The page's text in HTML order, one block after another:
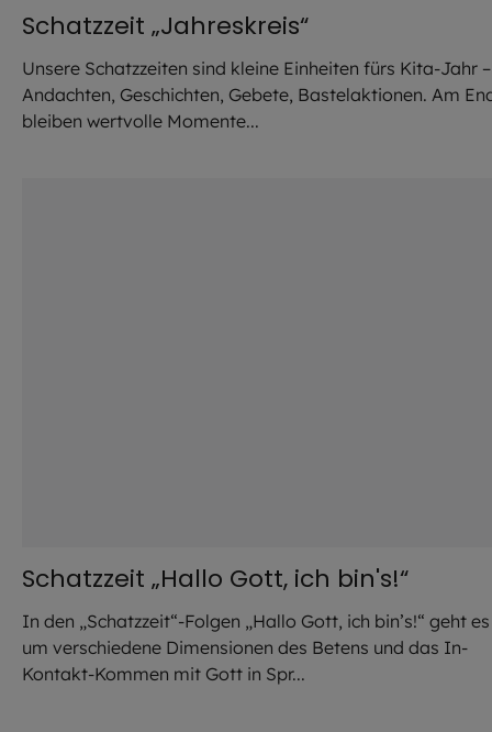
Schatzzeit „Jahreskreis“
Unsere Schatzzeiten sind kleine Einheiten fürs Kita-Jahr –
Andachten, Geschichten, Gebete, Bastelaktionen. Am
bleiben wertvolle Momente...
Schatzzeit „Hallo Gott, ich bin's!“
In den „Schatzzeit“-Folgen „Hallo Gott, ich bin’s!“ geht es
um verschiedene Dimensionen des Betens und das In-
Kontakt-Kommen mit Gott in Spr...